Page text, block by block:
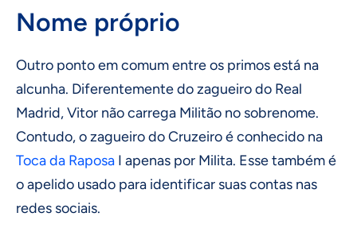
Nome próprio
Outro ponto em comum entre os primos está na
alcunha. Diferentemente do zagueiro do Real
Madrid, Vitor não carrega Militão no sobrenome.
Contudo, o zagueiro do Cruzeiro é conhecido na
Toca da Raposa I apenas por Milita. Esse também é
o apelido usado para identificar suas contas nas
redes sociais.